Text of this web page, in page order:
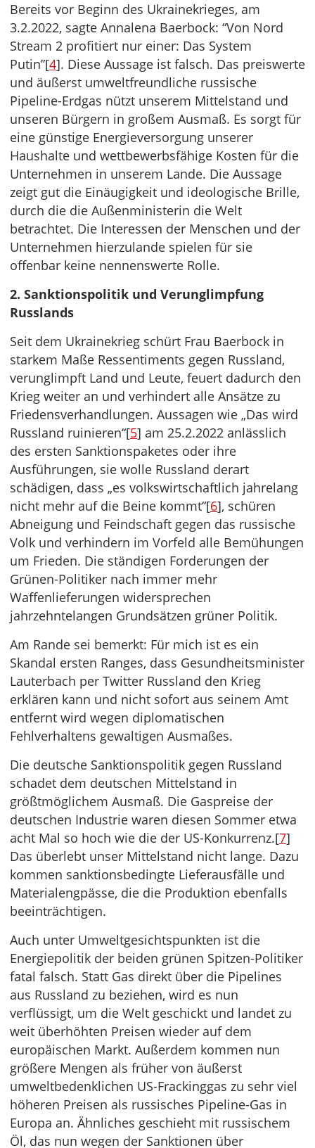
Bereits vor Beginn des Ukrainekrieges, am
3.2.2022, sagte Annalena Baerbock: “Von Nord
Stream 2 profitiert nur einer: Das System
Putin”[4]. Diese Aussage ist falsch. Das preiswerte
und äußerst umweltfreundliche russische
Pipeline-Erdgas nützt unserem Mittelstand und
unseren Bürgern in großem Ausmaß. Es sorgt für
eine günstige Energieversorgung unserer
Haushalte und wettbewerbsfähige Kosten für die
Unternehmen in unserem Lande. Die Aussage
zeigt gut die Einäugigkeit und ideologische Brille,
durch die die Außenministerin die Welt
betrachtet. Die Interessen der Menschen und der
Unternehmen hierzulande spielen für sie
offenbar keine nennenswerte Rolle.
2. Sanktionspolitik und Verunglimpfung
Russlands
Seit dem Ukrainekrieg schürt Frau Baerbock in
starkem Maße Ressentiments gegen Russland,
verunglimpft Land und Leute, feuert dadurch den
Krieg weiter an und verhindert alle Ansätze zu
Friedensverhandlungen. Aussagen wie „Das wird
Russland ruinieren“[5] am 25.2.2022 anlässlich
des ersten Sanktionspaketes oder ihre
Ausführungen, sie wolle Russland derart
schädigen, dass „es volkswirtschaftlich jahrelang
nicht mehr auf die Beine kommt“[6], schüren
Abneigung und Feindschaft gegen das russische
Volk und verhindern im Vorfeld alle Bemühungen
um Frieden. Die ständigen Forderungen der
Grünen-Politiker nach immer mehr
Waffenlieferungen widersprechen
jahrzehntelangen Grundsätzen grüner Politik.
Am Rande sei bemerkt: Für mich ist es ein
Skandal ersten Ranges, dass Gesundheitsminister
Lauterbach per Twitter Russland den Krieg
erklären kann und nicht sofort aus seinem Amt
entfernt wird wegen diplomatischen
Fehlverhaltens gewaltigen Ausmaßes.
Die deutsche Sanktionspolitik gegen Russland
schadet dem deutschen Mittelstand in
größtmöglichem Ausmaß. Die Gaspreise der
deutschen Industrie waren diesen Sommer etwa
acht Mal so hoch wie die der US-Konkurrenz.[7]
Das überlebt unser Mittelstand nicht lange. Dazu
kommen sanktionsbedingte Lieferausfälle und
Materialengpässe, die die Produktion ebenfalls
beeinträchtigen.
Auch unter Umweltgesichtspunkten ist die
Energiepolitik der beiden grünen Spitzen-Politiker
fatal falsch. Statt Gas direkt über die Pipelines
aus Russland zu beziehen, wird es nun
verflüssigt, um die Welt geschickt und landet zu
weit überhöhten Preisen wieder auf dem
europäischen Markt. Außerdem kommen nun
größere Mengen als früher von äußerst
umweltbedenklichen US-Frackinggas zu sehr viel
höheren Preisen als russisches Pipeline-Gas in
Europa an. Ähnliches geschieht mit russischem
Öl, das nun wegen der Sanktionen über